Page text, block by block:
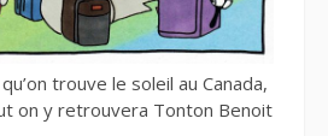
trouve le soleil au Canada,
on y retrouvera Tonton Benoit